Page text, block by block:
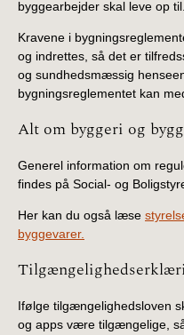
byggearbejder skal leve op til.
Kravene i
og indrettes, så det er
og sundhedsmæssig
bygningsreglementet kan
Alt om byggeri og
Generel information om
findes på Social- og
Her kan du også læse
byggevarer.
Ifølge tilgængelighedsloven
og apps være tilgængelige,